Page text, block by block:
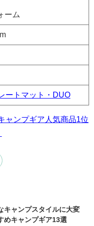
ーム
ートマット・DUO
ャンプギア人気商品1位
キャンプスタイルに大変
めキャンプギア13選